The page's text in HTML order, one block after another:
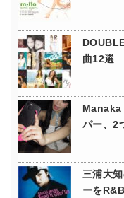
曲12選
Manaka
パー、2
三浦大
ーを